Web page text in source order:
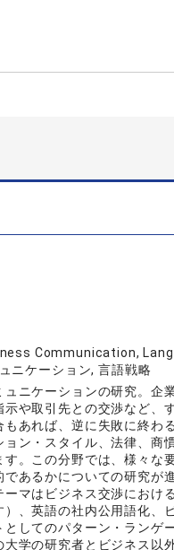
Communication,
ニケーション, 言語戦略
ニケーションの研究。企
示や取引先との交渉など、
あれば、逆に失敗に終わ
ン・スタイル、法律、商
。この分野では、様々な
あるかについての研究が
マはビジネス交渉におけ
、英語の社内公用語化、
してのパターン・ランゲ
学の研究者とビジネス以